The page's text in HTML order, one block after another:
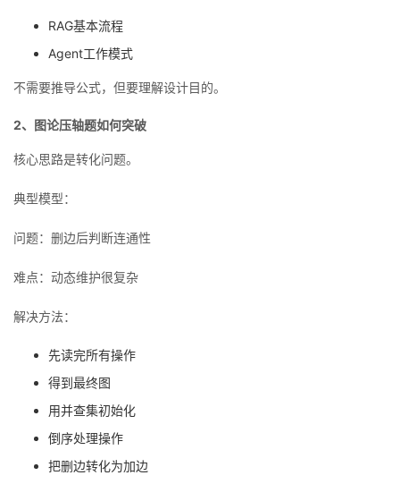
RAG基本流程
Agent工作模式
不需要推导公式，但要理解设计目的。
2、图论压轴题如何突破
核心思路是转化问题。
典型模型：
问题：删边后判断连通性
难点：动态维护很复杂
解决方法：
先读完所有操作
得到最终图
用并查集初始化
倒序处理操作
把删边转化为加边